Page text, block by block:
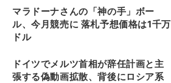
マラドーナさんの「神の手」ボー
ル、今月競売に 落札予想価格は1千万
ドル
ドイツでメルツ首相が辞任計画と主
張する偽動画拡散、背後にロシア系